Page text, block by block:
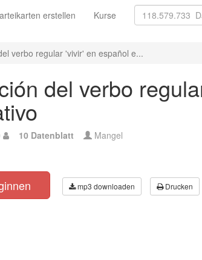
erstellen Kurse
verbo regular 'vivir' en español e...
del verbo
10 Datenblatt Mangel
mp3 downloaden Drucken